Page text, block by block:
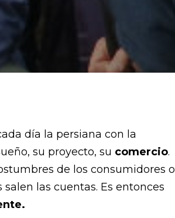
día la persiana con la
su proyecto, su comercio.
de los consumidores o
las cuentas. Es entonces